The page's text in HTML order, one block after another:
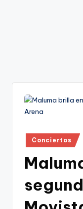
Publicado
en
Conciertos